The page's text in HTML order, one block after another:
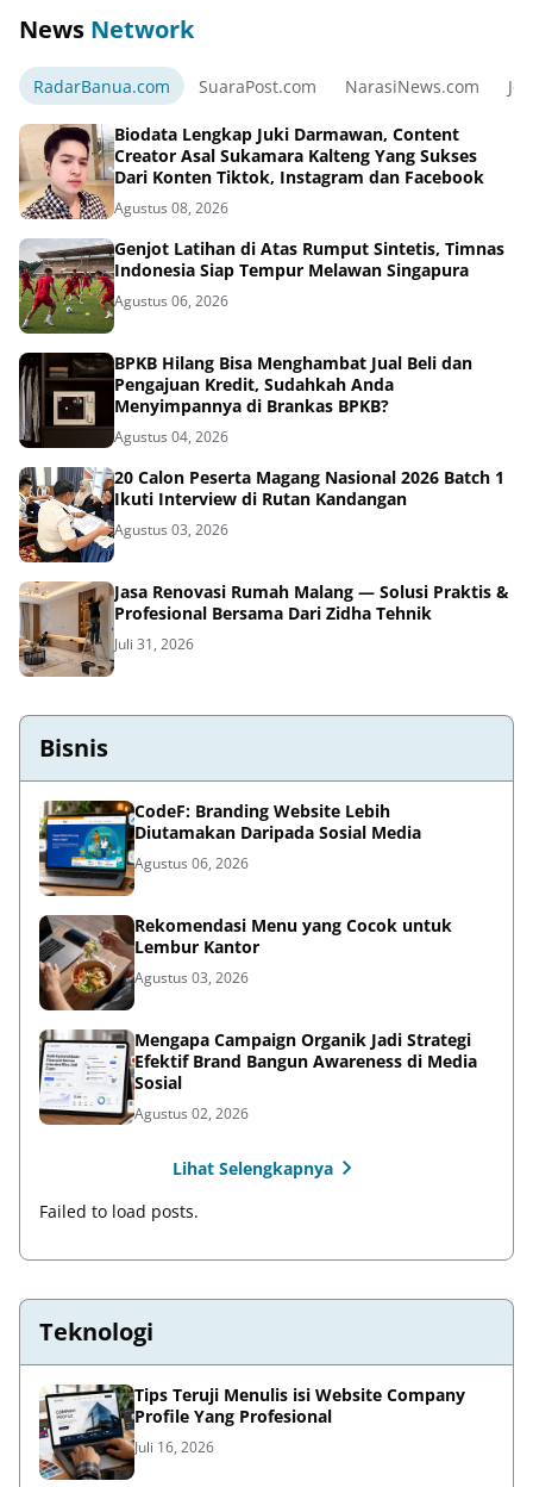
News Network
RadarBanua.com SuaraPost.com NarasiNews.com
Biodata Lengkap Juki Darmawan, Content
Creator Asal Sukamara Kalteng Yang Sukses
Dari Konten Tiktok, Instagram dan Facebook
Agustus 08, 2026
Genjot Latihan di Atas Rumput Sintetis, Timnas
Indonesia Siap Tempur Melawan Singapura
Agustus 06, 2026
BPKB Hilang Bisa Menghambat Jual Beli dan
Pengajuan Kredit, Sudahkah Anda
Menyimpannya di Brankas BPKB?
Agustus 04, 2026
20 Calon Peserta Magang Nasional 2026 Batch 1
Ikuti Interview di Rutan Kandangan
Agustus 03, 2026
Jasa Renovasi Rumah Malang — Solusi Praktis &
Profesional Bersama Dari Zidha Tehnik
Juli 31, 2026
Bisnis
CodeF: Branding Website Lebih
Diutamakan Daripada Sosial Media
Agustus 06, 2026
Rekomendasi Menu yang Cocok untuk
Lembur Kantor
Agustus 03, 2026
Mengapa Campaign Organik Jadi Strategi
Efektif Brand Bangun Awareness di Media
Sosial
Agustus 02, 2026
Lihat Selengkapnya
Failed to load posts.
Teknologi
Tips Teruji Menulis isi Website Company
Profile Yang Profesional
Juli 16, 2026